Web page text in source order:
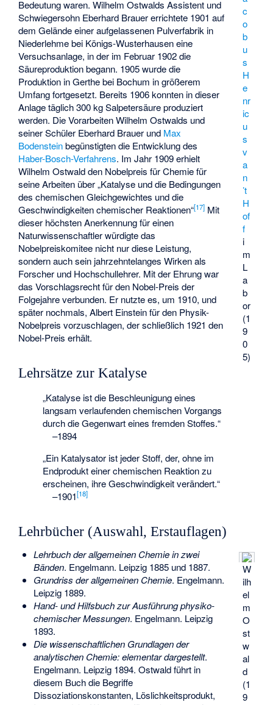
c
o
b
u
s
H
e
nr
ic
u
s
v
a
n
’t
H
of
f
i
m
L
a
b
or
(1
9
0
5)
Bedeutung waren. Wilhelm Ostwalds Assistent und
Schwiegersohn Eberhard Brauer errichtete 1901 auf
dem Gelände einer aufgelassenen Pulverfabrik in
Niederlehme bei Königs-Wusterhausen eine
Versuchsanlage, in der im Februar 1902 die
Säureproduktion begann. 1905 wurde die
Produktion in Gerthe bei Bochum in größerem
Umfang fortgesetzt. Bereits 1906 konnten in dieser
Anlage täglich 300 kg Salpetersäure produziert
werden. Die Vorarbeiten Wilhelm Ostwalds und
seiner Schüler Eberhard Brauer und Max
Bodensteinbegünstigten die Entwicklung des
Haber-Bosch-Verfahrens. Im Jahr 1909 erhielt
Wilhelm Ostwald den Nobelpreis für Chemie für
seine Arbeiten über „Katalyse und die Bedingungen
des chemischen Gleichgewichtes und die
Geschwindigkeiten chemischer Reaktionen“[17] Mit
dieser höchsten Anerkennung für einen
Naturwissenschaftler würdigte das
Nobelpreiskomitee nicht nur diese Leistung,
sondern auch sein jahrzehntelanges Wirken als
Forscher und Hochschullehrer. Mit der Ehrung war
das Vorschlagsrecht für den Nobel-Preis der
Folgejahre verbunden. Er nutzte es, um 1910, und
später nochmals, Albert Einstein für den Physik-
Nobelpreis vorzuschlagen, der schließlich 1921 den
Nobel-Preis erhält.
Lehrsätze zur Katalyse
„Katalyse ist die Beschleunigung eines
langsam verlaufenden chemischen Vorgangs
durch die Gegenwart eines fremden Stoffes.“
–1894
„Ein Katalysator ist jeder Stoff, der, ohne im
Endprodukt einer chemischen Reaktion zu
erscheinen, ihre Geschwindigkeit verändert.“
–1901[18]
Lehrbücher (Auswahl, Erstauflagen)
W
ilh
el
m
O
st
w
al
d
(1
9
Lehrbuch der allgemeinen Chemie in zwei
Bänden. Engelmann. Leipzig 1885 und 1887.
Grundriss der allgemeinen Chemie. Engelmann.
Leipzig 1889.
Hand- und Hilfsbuch zur Ausführung physiko-
chemischer Messungen. Engelmann. Leipzig
1893.
Die wissenschaftlichen Grundlagen der
analytischen Chemie: elementar dargestellt.
Engelmann. Leipzig 1894. Ostwald führt in
diesem Buch die Begriffe
Dissoziationskonstanten, Löslichkeitsprodukt,